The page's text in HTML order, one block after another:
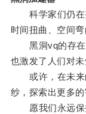
科学家们仍在
时间扭曲、空间弯
黑洞vq的存在
也激发了人们对未
或许，在未来
纱，探索出更多的
愿我们永远保